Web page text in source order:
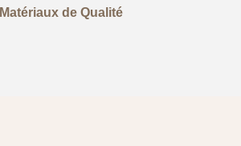
Matériaux de Qualité